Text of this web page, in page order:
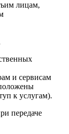
лицам,
и сервисам
к услугам).
передаче